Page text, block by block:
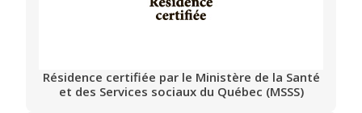
Résidence certifiée par le Ministère de la Santé
et des Services sociaux du Québec (MSSS)